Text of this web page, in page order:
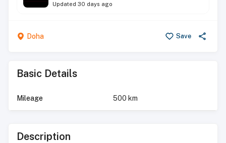
Updated 30 days ago
Doha Save
Basic Details
Mileage 500 km
Description